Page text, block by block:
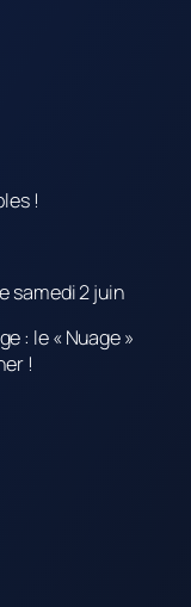
!
samedi 2 juin
: le « Nuage »
!